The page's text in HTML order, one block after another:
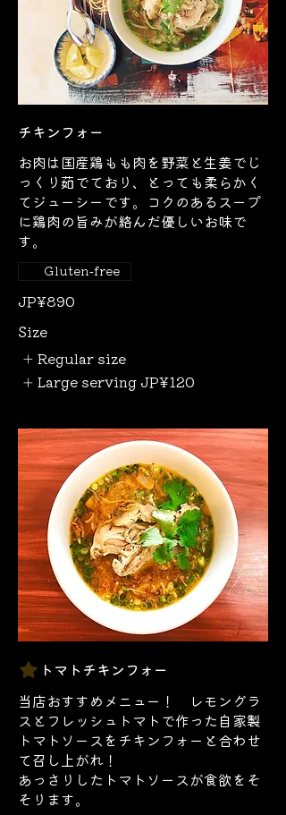
チキンフォー
お肉は国産鶏もも肉を野菜と生姜でじ
っくり茹でており、とっても柔らかく
てジューシーです。コクのあるスープ
に鶏肉の旨みが絡んだ優しいお味で
す。
JP¥890
Gluten-free
Size
Regular size
Large serving JP¥120
トマトチキンフォー
当店おすすめメニュー！ レモングラ
スとフレッシュトマトで作った自家製
トマトソースをチキンフォーと合わせ
て召し上がれ！
あっさりしたトマトソースが食欲をそ
そります。